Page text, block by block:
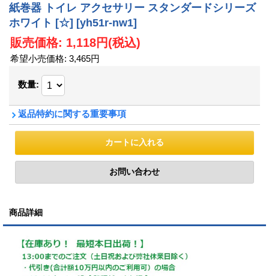
紙巻器 トイレ アクセサリー スタンダードシリーズ
ホワイト [☆] [yh51r-nw1]
販売価格: 1,118円(税込)
希望小売価格: 3,465円
数量:
返品特約に関する重要事項
商品詳細